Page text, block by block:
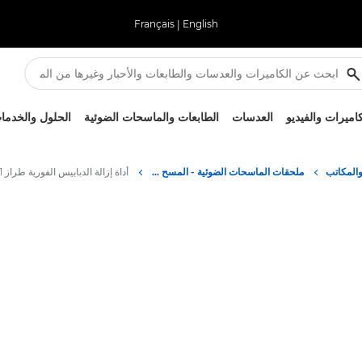
English
|
Français
والفيديو العدسات الطابعات والماسحات الضوئية الحلول
ملحقات الماسحات الضوئية - المسح الضوئي عبر الهاتف المحمول - الماسحات الضوئية للمنازل والمكاتب